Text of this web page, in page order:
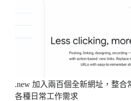
.new 加入兩百個全新網址，整合
各種日常工作需求